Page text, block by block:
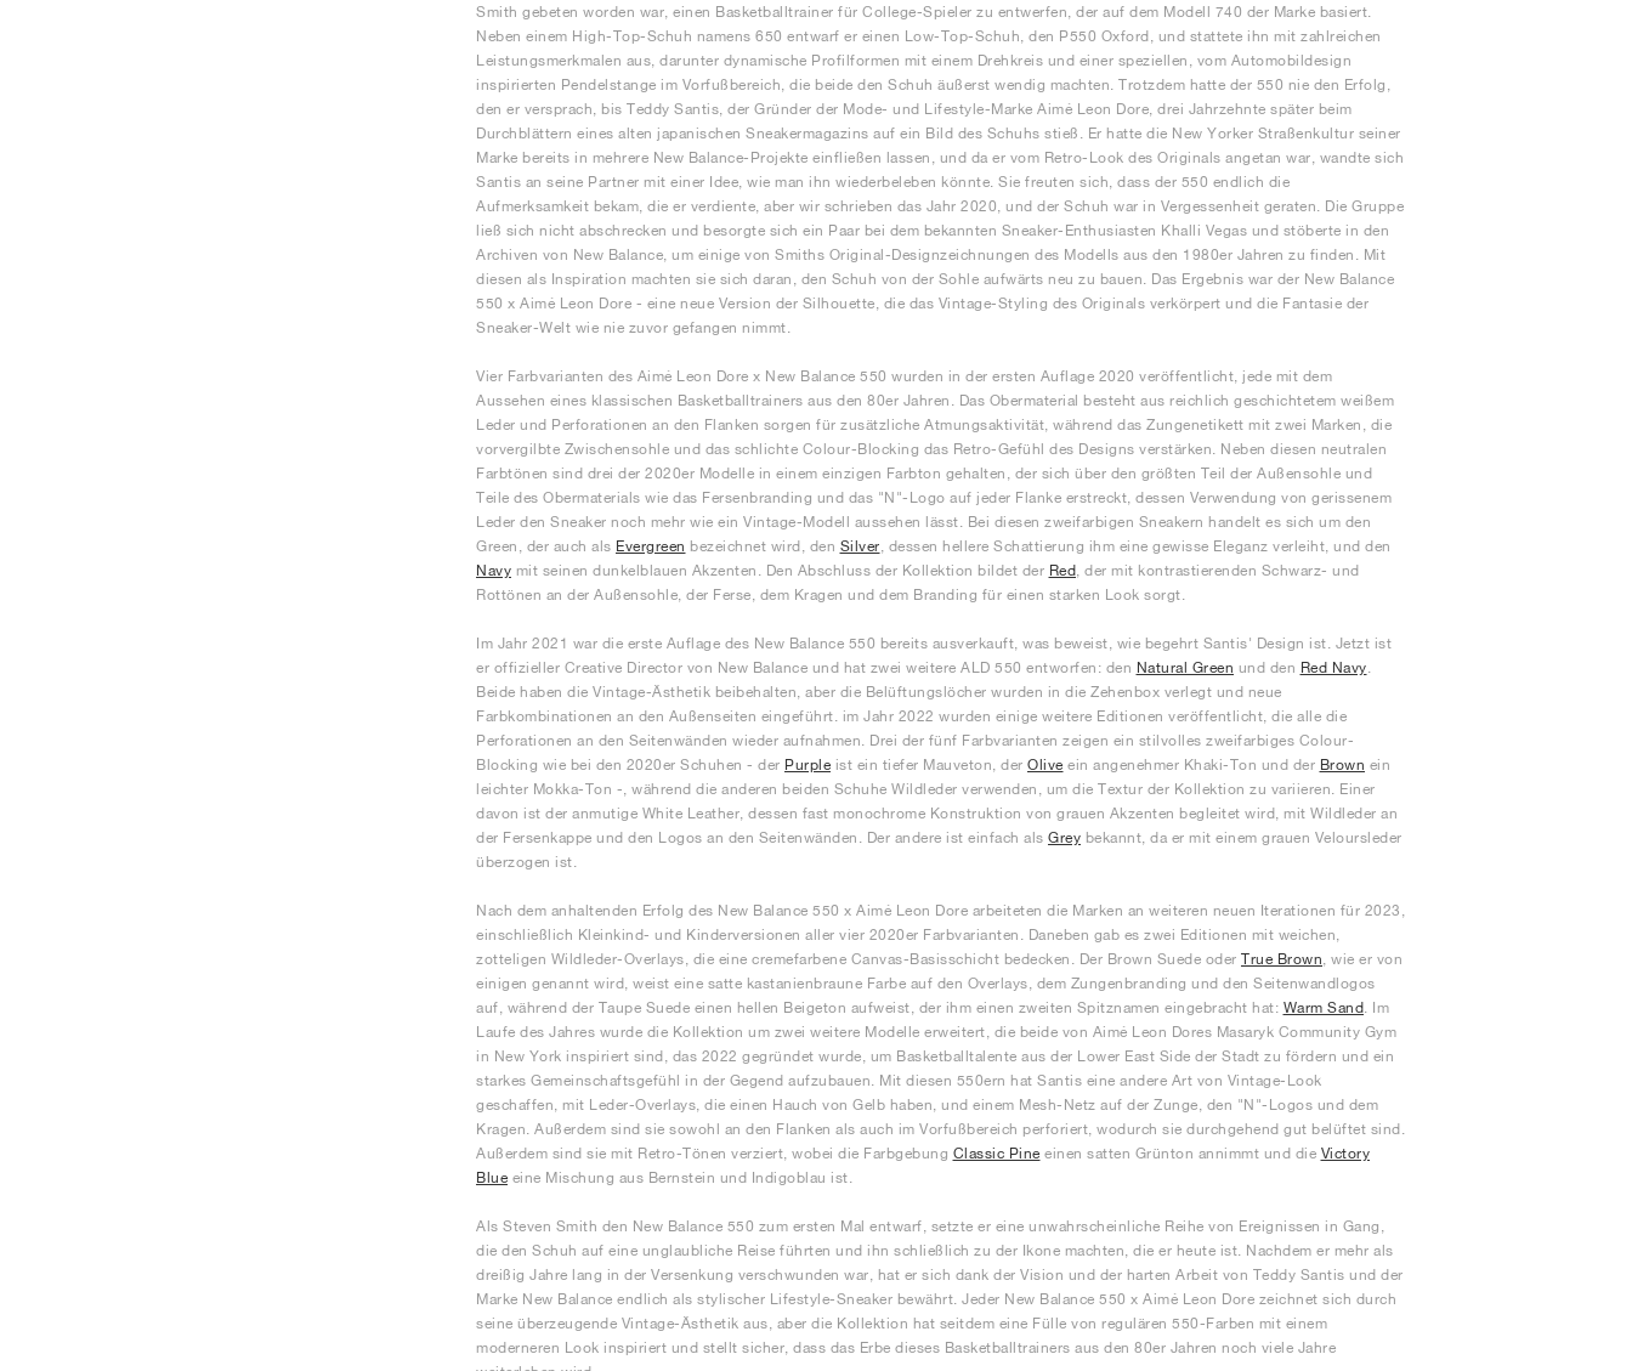
Smith gebeten worden war, einen Basketballtrainer für College-Spieler zu entwerfen, der auf dem Modell 740 der Marke basiert.
Neben einem High-Top-Schuh namens 650 entwarf er einen Low-Top-Schuh, den P550 Oxford, und stattete ihn mit zahlreichen
Leistungsmerkmalen aus, darunter dynamische Profilformen mit einem Drehkreis und einer speziellen, vom Automobildesign
inspirierten Pendelstange im Vorfußbereich, die beide den Schuh äußerst wendig machten. Trotzdem hatte der 550 nie den Erfolg,
den er versprach, bis Teddy Santis, der Gründer der Mode- und Lifestyle-Marke Aimé Leon Dore, drei Jahrzehnte später beim
Durchblättern eines alten japanischen Sneakermagazins auf ein Bild des Schuhs stieß. Er hatte die New Yorker Straßenkultur seiner
Marke bereits in mehrere New Balance-Projekte einfließen lassen, und da er vom Retro-Look des Originals angetan war, wandte sich
Santis an seine Partner mit einer Idee, wie man ihn wiederbeleben könnte. Sie freuten sich, dass der 550 endlich die
Aufmerksamkeit bekam, die er verdiente, aber wir schrieben das Jahr 2020, und der Schuh war in Vergessenheit geraten. Die Gruppe
ließ sich nicht abschrecken und besorgte sich ein Paar bei dem bekannten Sneaker-Enthusiasten Khalli Vegas und stöberte in den
Archiven von New Balance, um einige von Smiths Original-Designzeichnungen des Modells aus den 1980er Jahren zu finden. Mit
diesen als Inspiration machten sie sich daran, den Schuh von der Sohle aufwärts neu zu bauen. Das Ergebnis war der New Balance
550 x Aimé Leon Dore - eine neue Version der Silhouette, die das Vintage-Styling des Originals verkörpert und die Fantasie der
Sneaker-Welt wie nie zuvor gefangen nimmt.
Vier Farbvarianten des Aimé Leon Dore x New Balance 550 wurden in der ersten Auflage 2020 veröffentlicht, jede mit dem
Aussehen eines klassischen Basketballtrainers aus den 80er Jahren. Das Obermaterial besteht aus reichlich geschichtetem weißem
Leder und Perforationen an den Flanken sorgen für zusätzliche Atmungsaktivität, während das Zungenetikett mit zwei Marken, die
vorvergilbte Zwischensohle und das schlichte Colour-Blocking das Retro-Gefühl des Designs verstärken. Neben diesen neutralen
Farbtönen sind drei der 2020er Modelle in einem einzigen Farbton gehalten, der sich über den größten Teil der Außensohle und
Teile des Obermaterials wie das Fersenbranding und das "N"-Logo auf jeder Flanke erstreckt, dessen Verwendung von gerissenem
Leder den Sneaker noch mehr wie ein Vintage-Modell aussehen lässt. Bei diesen zweifarbigen Sneakern handelt es sich um den
Green, der auch als Evergreen bezeichnet wird, den Silver , dessen hellere Schattierung ihm eine gewisse Eleganz verleiht, und den
Navy mit seinen dunkelblauen Akzenten. Den Abschluss der Kollektion bildet der Red , der mit kontrastierenden Schwarz- und
Rottönen an der Außensohle, der Ferse, dem Kragen und dem Branding für einen starken Look sorgt.
Im Jahr 2021 war die erste Auflage des New Balance 550 bereits ausverkauft, was beweist, wie begehrt Santis' Design ist. Jetzt ist
er offizieller Creative Director von New Balance und hat zwei weitere ALD 550 entworfen: den Natural Green und den Red Navy
Beide haben die Vintage-Ästhetik beibehalten, aber die Belüftungslöcher wurden in die Zehenbox verlegt und neue
Farbkombinationen an den Außenseiten eingeführt. im Jahr 2022 wurden einige weitere Editionen veröffentlicht, die alle die
Perforationen an den Seitenwänden wieder aufnahmen. Drei der fünf Farbvarianten zeigen ein stilvolles zweifarbiges Colour-
Blocking wie bei den 2020er Schuhen - der Purple ist ein tiefer Mauveton, der Olive ein angenehmer Khaki-Ton und der Brown ein
leichter Mokka-Ton -, während die anderen beiden Schuhe Wildleder verwenden, um die Textur der Kollektion zu variieren. Einer
davon ist der anmutige White Leather, dessen fast monochrome Konstruktion von grauen Akzenten begleitet wird, mit Wildleder an
der Fersenkappe und den Logos an den Seitenwänden. Der andere ist einfach als Grey bekannt, da er mit einem grauen Veloursleder
überzogen ist.
Nach dem anhaltenden Erfolg des New Balance 550 x Aimé Leon Dore arbeiteten die Marken an weiteren neuen Iterationen für 2023,
einschließlich Kleinkind- und Kinderversionen aller vier 2020er Farbvarianten. Daneben gab es zwei Editionen mit weichen,
zotteligen Wildleder-Overlays, die eine cremefarbene Canvas-Basisschicht bedecken. Der Brown Suede oder True Brown , wie er von
einigen genannt wird, weist eine satte kastanienbraune Farbe auf den Overlays, dem Zungenbranding und den Seitenwandlogos
auf, während der Taupe Suede einen hellen Beigeton aufweist, der ihm einen zweiten Spitznamen eingebracht hat: Warm Sand . Im
Laufe des Jahres wurde die Kollektion um zwei weitere Modelle erweitert, die beide von Aimé Leon Dores Masaryk Community Gym
in New York inspiriert sind, das 2022 gegründet wurde, um Basketballtalente aus der Lower East Side der Stadt zu fördern und ein
starkes Gemeinschaftsgefühl in der Gegend aufzubauen. Mit diesen 550ern hat Santis eine andere Art von Vintage-Look
geschaffen, mit Leder-Overlays, die einen Hauch von Gelb haben, und einem Mesh-Netz auf der Zunge, den "N"-Logos und dem
Kragen. Außerdem sind sie sowohl an den Flanken als auch im Vorfußbereich perforiert, wodurch sie durchgehend gut belüftet sind.
Außerdem sind sie mit Retro-Tönen verziert, wobei die Farbgebung Classic Pine einen satten Grünton annimmt und die Victory
Blue eine Mischung aus Bernstein und Indigoblau ist.
Als Steven Smith den New Balance 550 zum ersten Mal entwarf, setzte er eine unwahrscheinliche Reihe von Ereignissen in Gang,
die den Schuh auf eine unglaubliche Reise führten und ihn schließlich zu der Ikone machten, die er heute ist. Nachdem er mehr als
dreißig Jahre lang in der Versenkung verschwunden war, hat er sich dank der Vision und der harten Arbeit von Teddy Santis und der
Marke New Balance endlich als stylischer Lifestyle-Sneaker bewährt. Jeder New Balance 550 x Aimé Leon Dore zeichnet sich durch
seine überzeugende Vintage-Ästhetik aus, aber die Kollektion hat seitdem eine Fülle von regulären 550-Farben mit einem
moderneren Look inspiriert und stellt sicher, dass das Erbe dieses Basketballtrainers aus den 80er Jahren noch viele Jahre